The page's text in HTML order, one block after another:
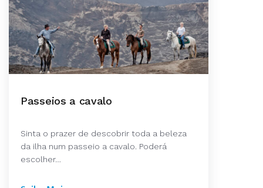
Passeios a cavalo
Sinta o prazer de descobrir toda a beleza
da ilha num passeio a cavalo. Poderá
escolher…